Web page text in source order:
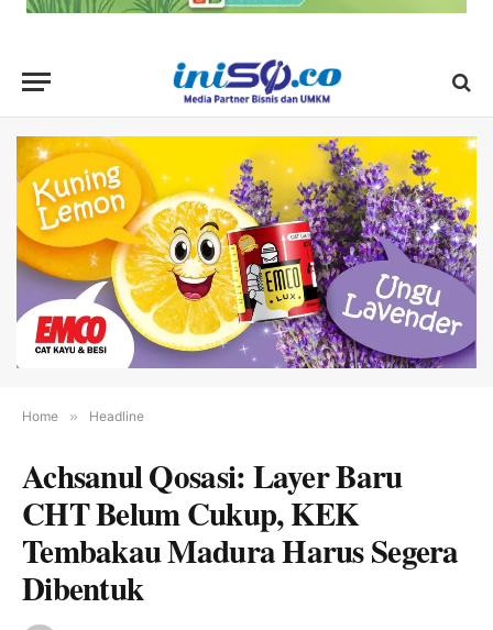
Home » Headline
Achsanul Qosasi: Layer Baru
CHT Belum Cukup, KEK
Tembakau Madura Harus Segera
Dibentuk